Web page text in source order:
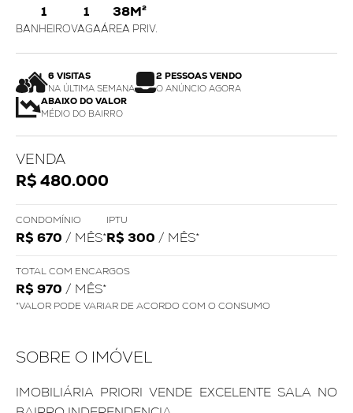
1
BANHEIRO
1
VAGA
38M²
ÁREA PRIV.
6 VISITAS
NA ÚLTIMA SEMANA
2 PESSOAS VENDO
O ANÚNCIO AGORA
ABAIXO DO VALOR
MÉDIO DO BAIRRO
VENDA
R$ 480.000
CONDOMÍNIO
R$ 670 / MÊS*
IPTU
R$ 300 / MÊS*
TOTAL COM ENCARGOS
R$ 970 / MÊS*
*VALOR PODE VARIAR DE ACORDO COM O CONSUMO
SOBRE O IMÓVEL
IMOBILIÁRIA PRIORI VENDE EXCELENTE SALA NO